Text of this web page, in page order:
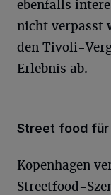
ebenfalls
nicht verpasst
den Tivoli-
Erlebnis ab.
Street food für
Kopenhagen
Streetfood-